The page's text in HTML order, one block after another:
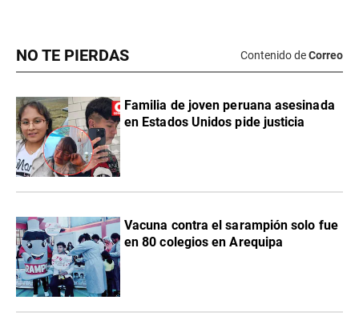
NO TE PIERDAS Contenido deCorreo
Familia de joven peruana asesinada
en Estados Unidos pide justicia
Vacuna contra el sarampión solo fue
en 80 colegios en Arequipa